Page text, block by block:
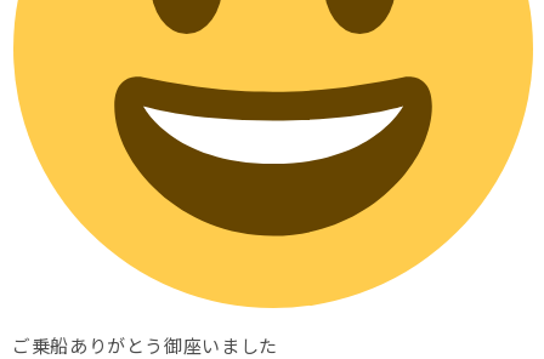
ご乗船ありがとう御座いました